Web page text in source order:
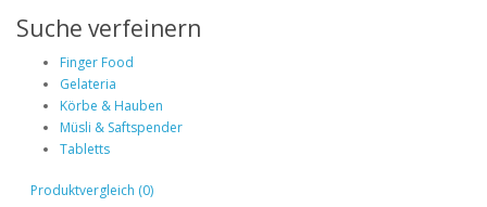
Suche verfeinern
Finger Food
Gelateria
Körbe & Hauben
Müsli & Saftspender
Tabletts
Produktvergleich (0)